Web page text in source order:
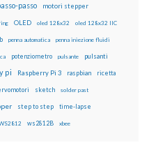
passo motori stepper
OLED oled 128x32 oled 128x32 IIC
penna automatica penna iniezione fluidi
potenziometro pulsante pulsanti
pi Raspberry Pi 3 raspbian ricetta
sketch solder past
step to step time-lapse
ws2812B xbee